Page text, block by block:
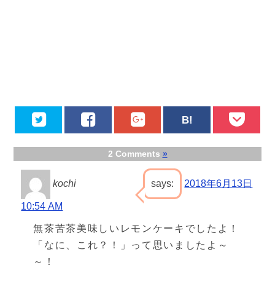
2 Comments »
kochi says: 2018年6月13日
10:54 AM
無茶苦茶美味しいレモンケーキでしたよ！
「なに、これ？！」って思いましたよ～
～！